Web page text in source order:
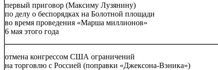
первый приговор (Максиму Лузянину)
по делу о беспорядках на Болотной площади
во время проведения «Марша миллионов»
6 мая этого года
отмена конгрессом США ограничений
на торговлю с Россией (поправки «Джексона-Вэника»)